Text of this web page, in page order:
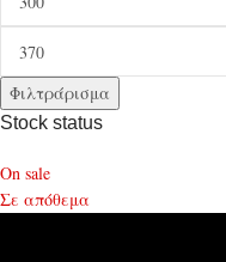
Φιλτράρισμα
Stock status
On sale
Σε απόθεμα